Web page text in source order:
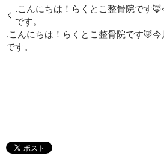
.こんにちは！らくとこ整骨院です
です。
.こんにちは！らくとこ整骨院です🦊
です。